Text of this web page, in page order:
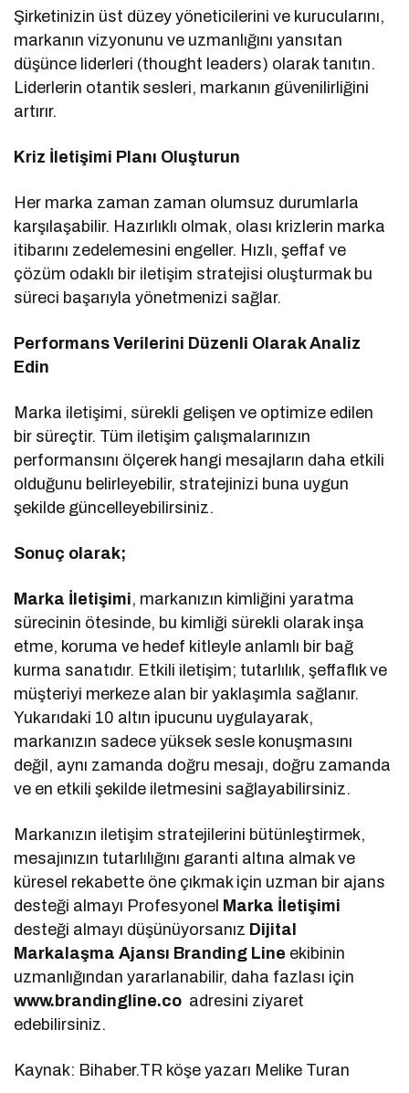
Şirketinizin üst düzey yöneticilerini ve kurucularını,
markanın vizyonunu ve uzmanlığını yansıtan
düşünce liderleri (thought leaders) olarak tanıtın.
Liderlerin otantik sesleri, markanın güvenilirliğini
artırır.
Kriz İletişimi Planı Oluşturun
Her marka zaman zaman olumsuz durumlarla
karşılaşabilir. Hazırlıklı olmak, olası krizlerin marka
itibarını zedelemesini engeller. Hızlı, şeffaf ve
çözüm odaklı bir iletişim stratejisi oluşturmak bu
süreci başarıyla yönetmenizi sağlar.
Performans Verilerini Düzenli Olarak Analiz
Edin
Marka iletişimi, sürekli gelişen ve optimize edilen
bir süreçtir. Tüm iletişim çalışmalarınızın
performansını ölçerek hangi mesajların daha etkili
olduğunu belirleyebilir, stratejinizi buna uygun
şekilde güncelleyebilirsiniz.
Sonuç olarak;
Marka İletişimi, markanızın kimliğini yaratma
sürecinin ötesinde, bu kimliği sürekli olarak inşa
etme, koruma ve hedef kitleyle anlamlı bir bağ
kurma sanatıdır. Etkili iletişim; tutarlılık, şeffaflık ve
müşteriyi merkeze alan bir yaklaşımla sağlanır.
Yukarıdaki 10 altın ipucunu uygulayarak,
markanızın sadece yüksek sesle konuşmasını
değil, aynı zamanda doğru mesajı, doğru zamanda
ve en etkili şekilde iletmesini sağlayabilirsiniz.
Markanızın iletişim stratejilerini bütünleştirmek,
mesajınızın tutarlılığını garanti altına almak ve
küresel rekabette öne çıkmak için uzman bir ajans
desteği almayı Profesyonel Marka İletişimi
desteği almayı düşünüyorsanız Dijital
Markalaşma Ajansı Branding Line ekibinin
uzmanlığından yararlanabilir, daha fazlası için
www.brandingline.co adresini ziyaret
edebilirsiniz.
Kaynak: Bihaber.TR köşe yazarı Melike Turan